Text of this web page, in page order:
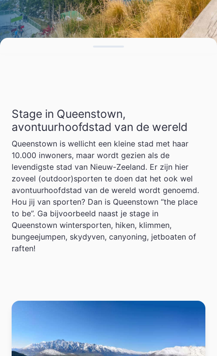
Stage in Queenstown,
avontuurhoofdstad van de wereld
Queenstown is wellicht een kleine stad met haar
10.000 inwoners, maar wordt gezien als de
levendigste stad van Nieuw-Zeeland. Er zijn hier
zoveel (outdoor)sporten te doen dat het ook wel
avontuurhoofdstad van de wereld wordt genoemd.
Hou jij van sporten? Dan is Queenstown “the place
to be”. Ga bijvoorbeeld naast je stage in
Queenstown wintersporten, hiken, klimmen,
bungeejumpen, skydyven, canyoning, jetboaten of
raften!